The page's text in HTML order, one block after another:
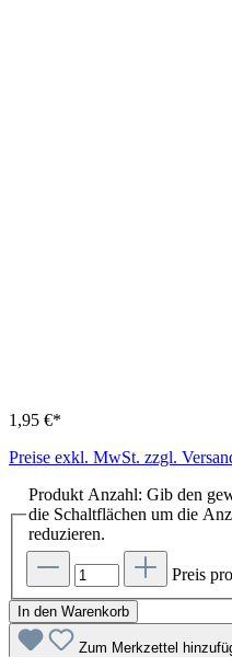
1,95 €*
Preise exkl. MwSt. zzgl.
Produkt Anzahl: Gib den
die Schaltflächen um die
reduzieren.
Preis
In den Warenkorb
Zum Merkzettel